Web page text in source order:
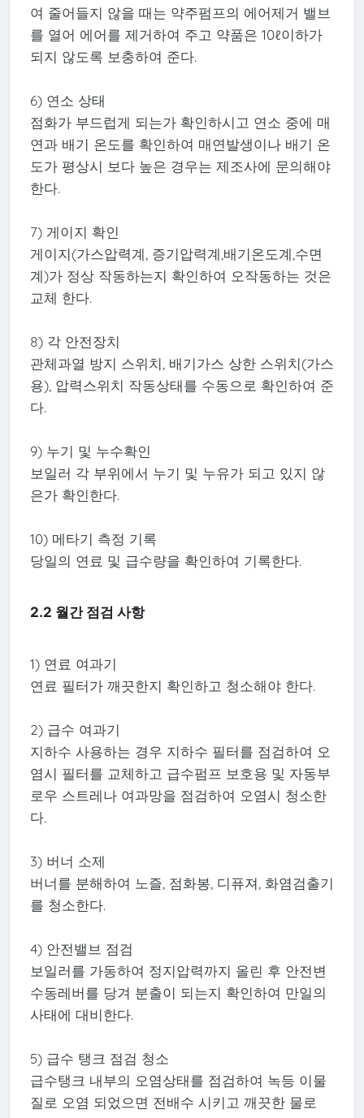
여 줄어들지 않을 때는 약주펌프의 에어제거 밸브
를 열어 에어를 제거하여 주고 약품은 10ℓ이하가
되지 않도록 보충하여 준다.
6) 연소 상태
점화가 부드럽게 되는가 확인하시고 연소 중에 매
연과 배기 온도를 확인하여 매연발생이나 배기 온
도가 평상시 보다 높은 경우는 제조사에 문의해야
한다.
7) 게이지 확인
게이지(가스압력계, 증기압력계,배기온도계,수면
계)가 정상 작동하는지 확인하여 오작동하는 것은
교체 한다.
8) 각 안전장치
관체과열 방지 스위치, 배기가스 상한 스위치(가스
용), 압력스위치 작동상태를 수동으로 확인하여 준
다.
9) 누기 및 누수확인
보일러 각 부위에서 누기 및 누유가 되고 있지 않
은가 확인한다.
10) 메타기 측정 기록
당일의 연료 및 급수량을 확인하여 기록한다.
2.2 월간 점검 사항
1) 연료 여과기
연료 필터가 깨끗한지 확인하고 청소해야 한다.
2) 급수 여과기
지하수 사용하는 경우 지하수 필터를 점검하여 오
염시 필터를 교체하고 급수펌프 보호용 및 자동부
로우 스트레나 여과망을 점검하여 오염시 청소한
다.
3) 버너 소제
버너를 분해하여 노즐, 점화봉, 디퓨져, 화염검출기
를 청소한다.
4) 안전밸브 점검
보일러를 가동하여 정지압력까지 올린 후 안전변
수동레버를 당겨 분출이 되는지 확인하여 만일의
사태에 대비한다.
5) 급수 탱크 점검 청소
급수탱크 내부의 오염상태를 점검하여 녹등 이물
질로 오염 되었으면 전배수 시키고 깨끗한 물로